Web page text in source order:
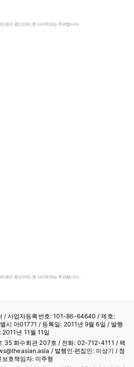
센스 광고이며, 본 사이트와는 무관합니다.
센스 광고이며, 본 사이트와는 무관합니다.
/사업자등록번호: 101-86-64640 / 제호:
시 아01771 / 등록일: 2011년 9월 6일 / 발행
2011년 11월 11일
35 화수회관 207호 / 전화: 02-712-4111 / 팩
/ 발행인·편집인: 이상기 / 청
보호책임자: 이주형